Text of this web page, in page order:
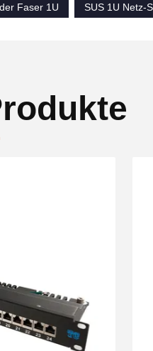
Faser 1U SUS 1U Netz-